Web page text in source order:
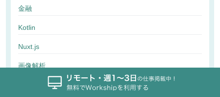
金融
Kotlin
Nuxt.js
画像解析